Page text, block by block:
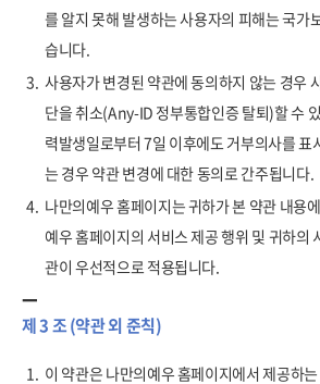
를 알지 못해 발생하는 사용자의 피해는 국가
습니다.
3. 사용자가 변경된 약관에 동의하지 않는 경우
단을 취소(Any-ID 정부통합인증 탈퇴)할 수
력발생일로부터 7일 이후에도 거부의사를 표
는 경우 약관 변경에 대한 동의로 간주됩니다.
4. 나만의예우 홈페이지는 귀하가 본 약관 내용
예우 홈페이지의 서비스 제공 행위 및 귀하의
관이 우선적으로 적용됩니다.
제 3 조 (약관 외 준칙)
1. 이 약관은 나만의예우 홈페이지에서 제공하